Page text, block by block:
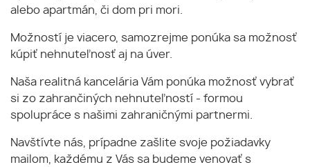
alebo apartmán, či dom pri mori.
Možností je viacero, samozrejme ponúka sa možnosť
kúpiť nehnuteľnosť aj na úver.
Naša realitná kancelária Vám ponúka možnosť vybrať
si zo zahrančiných nehnuteľností - formou
spolupráce s našimi zahraničnými partnermi.
Navštívte nás, prípadne zašlite svoje požiadavky
mailom, každému z Vás sa budeme venovať s